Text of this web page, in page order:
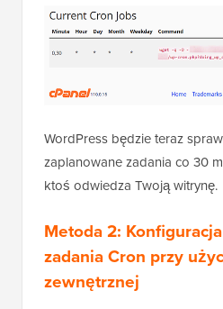
WordPress będzie teraz
zaplanowane zadania co 30
ktoś odwiedza Twoją witrynę.
Metoda 2:
zadania Cron przy
zewnętrznej